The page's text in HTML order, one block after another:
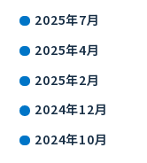
2025年7月
2025年4月
2025年2月
2024年12月
2024年10月